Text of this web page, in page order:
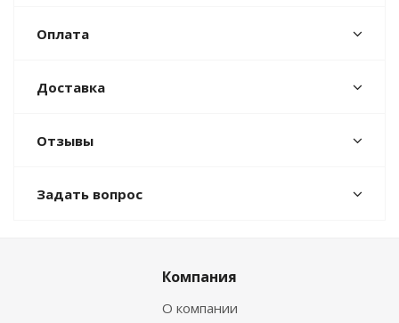
Оплата
Доставка
Отзывы
Задать вопрос
Компания
О компании